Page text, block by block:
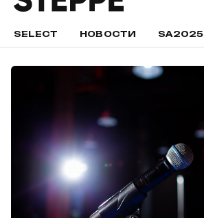
SELECT НОВОСТИ SA2025